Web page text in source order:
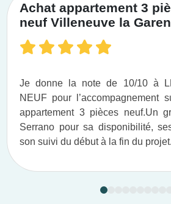
Achat appartement 3
neuf Villeneuve la
Je donne la note de 10/10 à
NEUF pour l’accompagnement
appartement 3 pièces neuf.​ Un
Serrano pour sa disponibilité,
son suivi du début à la fin du projet.​